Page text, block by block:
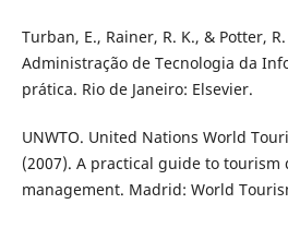
Turban, E., Rainer, R. K., & Potter,
Administração de Tecnologia da
prática. Rio de Janeiro: Elsevier.
UNWTO. United Nations World
(2007). A practical guide to tourism
management. Madrid: World